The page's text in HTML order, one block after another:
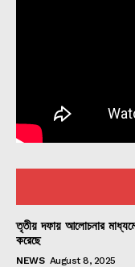
তৃতীয় দফায় আলোচনার
করেছে
NEWS August 8, 2025